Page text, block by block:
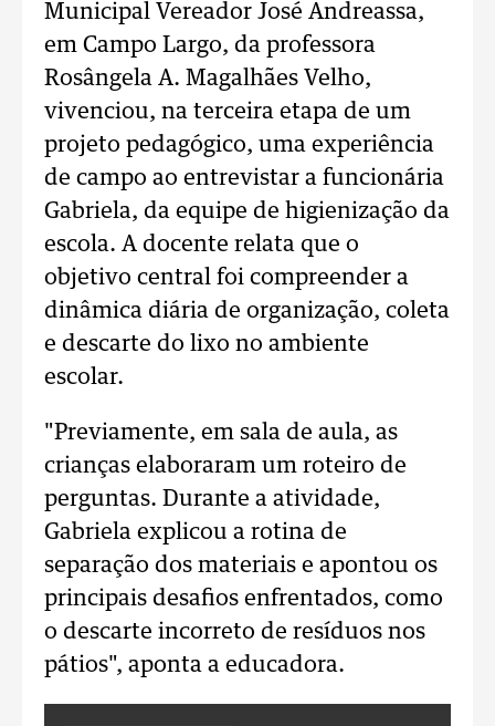
Municipal Vereador José Andreassa,
em Campo Largo, da professora
Rosângela A. Magalhães Velho,
vivenciou, na terceira etapa de um
projeto pedagógico, uma experiência
de campo ao entrevistar a funcionária
Gabriela, da equipe de higienização da
escola. A docente relata que o
objetivo central foi compreender a
dinâmica diária de organização, coleta
e descarte do lixo no ambiente
escolar.
"Previamente, em sala de aula, as
crianças elaboraram um roteiro de
perguntas. Durante a atividade,
Gabriela explicou a rotina de
separação dos materiais e apontou os
principais desafios enfrentados, como
o descarte incorreto de resíduos nos
pátios", aponta a educadora.